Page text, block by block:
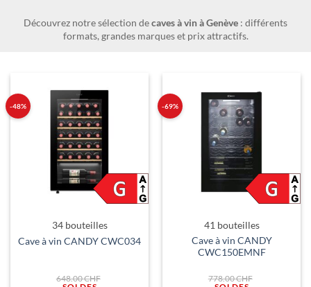
Découvrez notre sélection decaves à vin à Genève : différents
formats, grandes marques et prix attractifs.
-48%
34 bouteilles
Cave à vin CANDY CWC034
648.00CHF
-69%
41 bouteilles
Cave à vin CANDY
CWC150EMNF
778.00CHF